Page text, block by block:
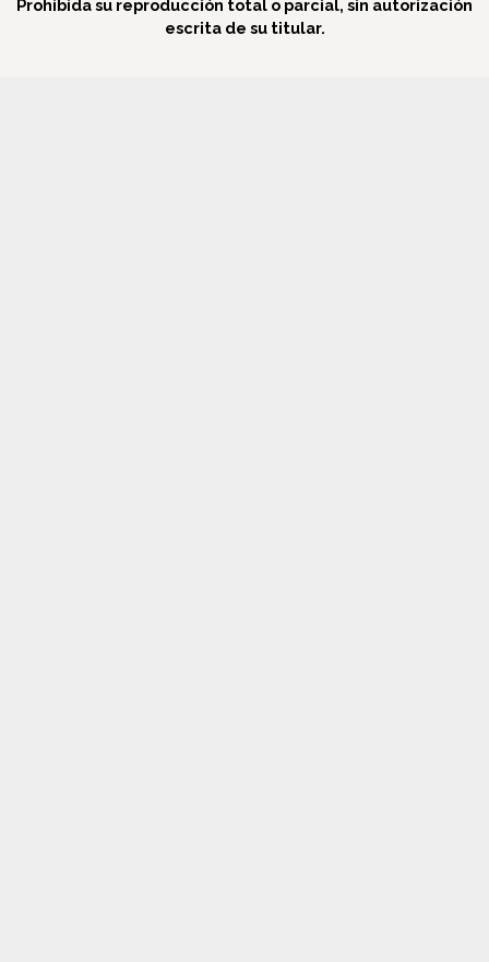
Prohibida su reproducción total o parcial, sin autorización
escrita de su titular.